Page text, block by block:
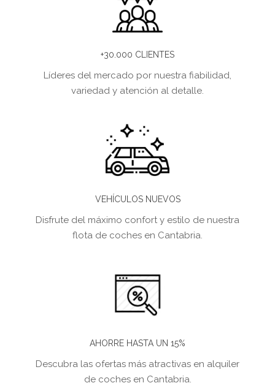
+30.000 CLIENTES
Líderes del mercado por nuestra fiabilidad,
variedad y atención al detalle.
VEHÍCULOS NUEVOS
Disfrute del máximo confort y estilo de nuestra
flota de coches en Cantabria.
AHORRE HASTA UN 15%
Descubra las ofertas más atractivas en alquiler
de coches en Cantabria.